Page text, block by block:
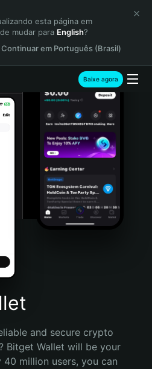
esta página em
mudar para English?
Continuar em Português (Brasil)
Baixe agora
and secure crypto
Bitget Wallet will be your
million users, you can